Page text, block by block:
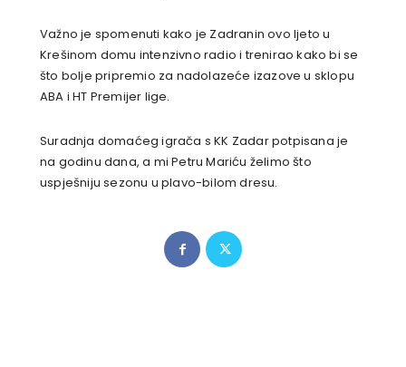
Važno je spomenuti kako je Zadranin ovo ljeto u
Krešinom domu intenzivno radio i trenirao kako bi se
što bolje pripremio za nadolazeće izazove u sklopu
ABA i HT Premijer lige.
Suradnja domaćeg igrača s KK Zadar potpisana je
na godinu dana, a mi Petru Mariću želimo što
uspješniju sezonu u plavo-bilom dresu.